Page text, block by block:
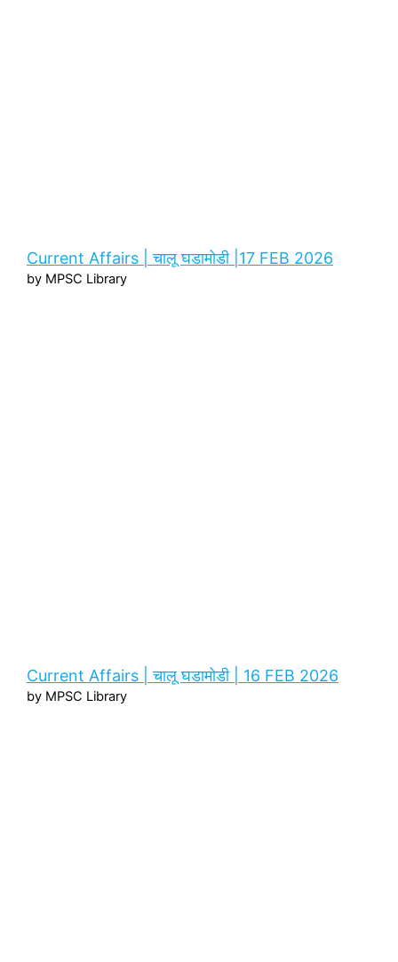
Current Affairs | चालू घडामोडी |17 FEB 2026
by MPSC Library
Current Affairs | चालू घडामोडी | 16 FEB 2026
by MPSC Library